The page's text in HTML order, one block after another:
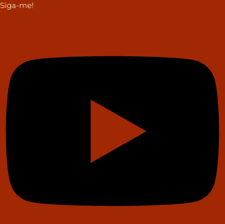
Siga-me!